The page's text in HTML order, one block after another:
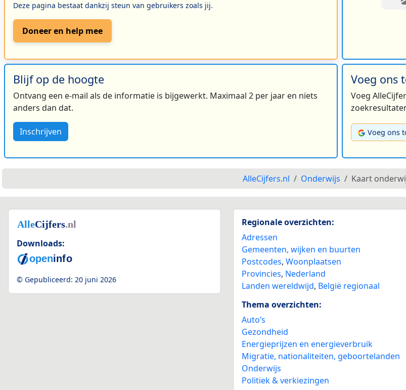
Deze pagina bestaat dankzij steun van gebruikers zoals jij.
Doneer en help mee
Blijf op de hoogte
Ontvang een e-mail als de informatie is bijgewerkt. Maximaal 2 per jaar en niets
anders dan dat.
Inschrijven
Voeg ons
Voeg
Voeg ons
AlleCijfers.nl Onderwijs Kaart
Downloads:
© Gepubliceerd: 20 juni 2026
Regionale overzichten:
Adressen
Gemeenten, wijken en buurten
Postcodes,Woonplaatsen
Provincies, Nederland
Landen wereldwijd, België regionaal
Thema overzichten:
Auto’s
Gezondheid
Energieprijzen en energieverbruik
Migratie, nationaliteiten, geboortelanden
Onderwijs
Politiek & verkiezingen